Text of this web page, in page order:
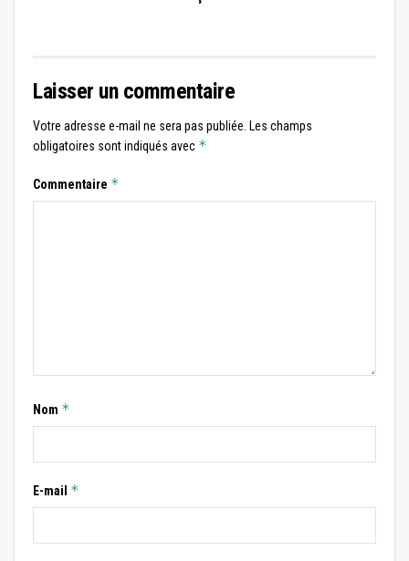
Laisser un commentaire
Votre adresse e-mail ne sera pas publiée. Les champs
obligatoires sont indiqués avec *
Commentaire *
Nom *
E-mail *